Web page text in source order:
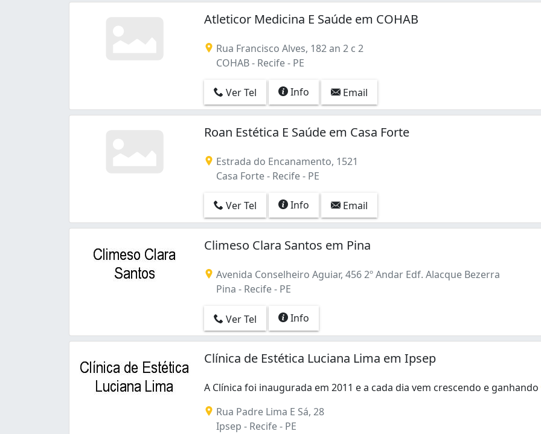
Atleticor Medicina E Saúde em COHAB
Rua Francisco Alves, 182 an 2 c 2
COHAB - Recife - PE
Ver Tel Info Email
Roan Estética E Saúde em Casa Forte
Estrada do Encanamento, 1521
Casa Forte - Recife - PE
Ver Tel Info Email
Climeso Clara Santos em Pina
Avenida Conselheiro Aguiar, 456 2º Andar Edf. Alacque Bezerra
Pina - Recife - PE
Ver Tel Info
Clínica de Estética Luciana Lima em Ipsep
A Clínica foi inaugurada em 2011 e a cada dia vem crescendo e ganhando
Rua Padre Lima E Sá, 28
Ipsep - Recife - PE